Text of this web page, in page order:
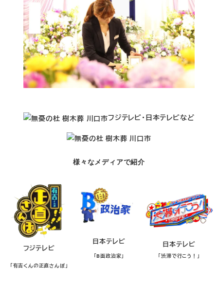
葬
式
フジテレビ・日本テレビなど
様々なメディアで紹介
フジテレビ
「有吉くんの正直さんぽ」
日本テレビ
「B面政治家」
日本テレビ
「渋滞で行こう！」